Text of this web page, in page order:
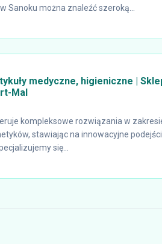
Sanoku można znaleźć szeroką...
medyczne, higieniczne |
Mal
kompleksowe rozwiązania w
stawiając na innowacyjne
się...